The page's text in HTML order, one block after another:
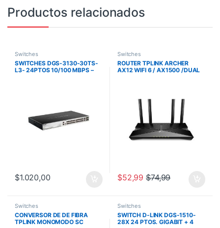
Productos relacionados
Switches
SWITCHES DGS-3130-30TS-
L3- 24PTOS 10/100 MBPS –
$1.020,00
Switches
ROUTER TPLINK ARCHER
AX12 WIFI 6 / AX1500 /DUAL
$52,99 $74,99
Switches
CONVERSOR DE DE FIBRA
TPLINK MONOMODO SC
Switches
SWITCH D-LINK DGS-1510-
28X 24 PTOS. GIGABIT + 4